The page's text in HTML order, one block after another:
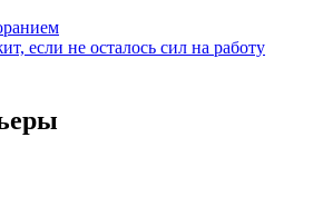
если не осталось сил на работу